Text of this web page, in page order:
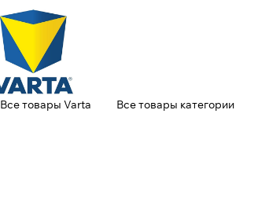
Все товары Varta Все товары категории